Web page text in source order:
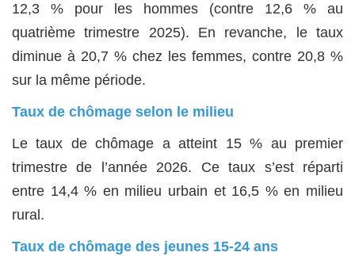
12,3 % pour les hommes (contre 12,6 % au
quatrième trimestre 2025). En revanche, le taux
diminue à 20,7 % chez les femmes, contre 20,8 %
sur la même période.
Taux de chômage selon le milieu
Le taux de chômage a atteint 15 % au premier
trimestre de l’année 2026. Ce taux s’est réparti
entre 14,4 % en milieu urbain et 16,5 % en milieu
rural.
Taux de chômage des jeunes 15-24 ans